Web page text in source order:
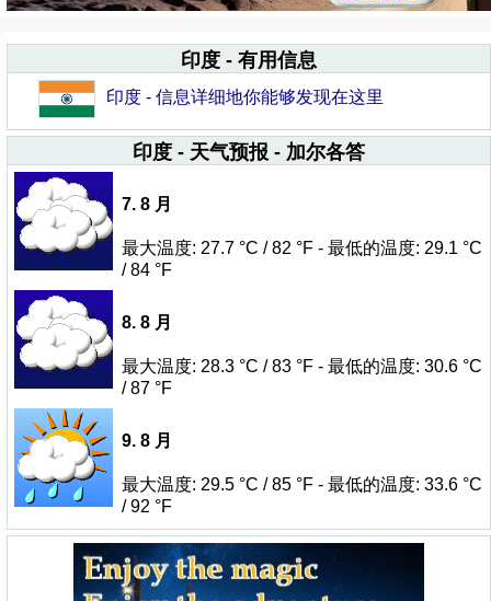
印度 - 有用信息
印度 - 信息详细地你能够发现在这里
印度 - 天气预报 - 加尔各答
7. 8 月
最大温度: 27.7 °C / 82 °F - 最低的温度: 29.1 °C
/ 84 °F
8. 8 月
最大温度: 28.3 °C / 83 °F - 最低的温度: 30.6 °C
/ 87 °F
9. 8 月
最大温度: 29.5 °C / 85 °F - 最低的温度: 33.6 °C
/ 92 °F